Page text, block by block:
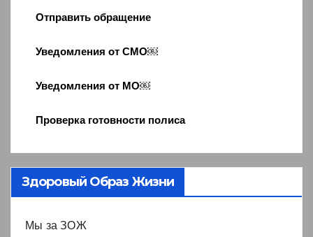
Отправить обращение
Уведомления от СМО￼
Уведомления от МО￼
Проверка готовности полиса
Здоровый Образ Жизни
Мы за ЗОЖ